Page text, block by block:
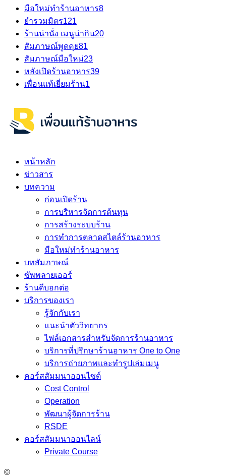
มือใหม่ทำร้านอาหาร8
ยำรวมมิตร121
ร้านน่านั่ง เมนูน่ากิน20
สัมภาษณ์พูดคุย81
สัมภาษณ์มือใหม่23
หลังเปิดร้านอาหาร39
เพื่อนแท้เยี่ยมร้าน1
หน้าหลัก
ข่าวสาร
บทความ
ก่อนเปิดร้าน
การบริหารจัดการต้นทุน
การสร้างระบบร้าน
การทำการตลาดสไตล์ร้านอาหาร
มือใหม่ทำร้านอาหาร
บทสัมภาษณ์
ซัพพลายเออร์
ร้านดีบอกต่อ
บริการของเรา
รู้จักกับเรา
แนะนำตัววิทยากร
ไฟล์เอกสารสำหรับจัดการร้านอาหาร
บริการที่ปรึกษาร้านอาหาร One to One
บริการถ่ายภาพและทำรูปเล่มเมนู
คอร์สสัมมนาออนไซต์
Cost Control
Operation
พัฒนาผู้จัดการร้าน
RSDE
คอร์สสัมมนาออนไลน์
Private Course
©